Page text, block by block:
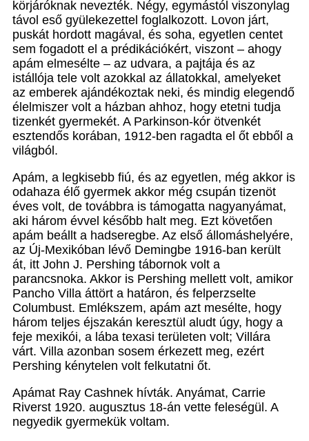
körjáróknak nevezték. Négy, egymástól viszonylag
távol eső gyülekezettel foglalkozott. Lovon járt,
puskát hordott magával, és soha, egyetlen centet
sem fogadott el a prédikációkért, viszont – ahogy
apám elmesélte – az udvara, a pajtája és az
istállója tele volt azokkal az állatokkal, amelyeket
az emberek ajándékoztak neki, és mindig elegendő
élelmiszer volt a házban ahhoz, hogy etetni tudja
tizenkét gyermekét. A Parkinson-kór ötvenkét
esztendős korában, 1912-ben ragadta el őt ebből a
világból.
Apám, a legkisebb fiú, és az egyetlen, még akkor is
odahaza élő gyermek akkor még csupán tizenöt
éves volt, de továbbra is támogatta nagyanyámat,
aki három évvel később halt meg. Ezt követően
apám beállt a hadseregbe. Az első állomáshelyére,
az Új-Mexikóban lévő Demingbe 1916-ban került
át, itt John J. Pershing tábornok volt a
parancsnoka. Akkor is Pershing mellett volt, amikor
Pancho Villa áttört a határon, és felperzselte
Columbust. Emlékszem, apám azt mesélte, hogy
három teljes éjszakán keresztül aludt úgy, hogy a
feje mexikói, a lába texasi területen volt; Villára
várt. Villa azonban sosem érkezett meg, ezért
Pershing kénytelen volt felkutatni őt.
Apámat Ray Cashnek hívták. Anyámat, Carrie
Riverst 1920. augusztus 18-án vette feleségül. A
negyedik gyermekük voltam.